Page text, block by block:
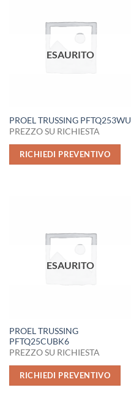
ESAURITO
PROEL TRUSSING PFTQ253WU
PREZZO SU RICHIESTA
RICHIEDI PREVENTIVO
ESAURITO
PROEL TRUSSING
PFTQ25CUBK6
PREZZO SU RICHIESTA
RICHIEDI PREVENTIVO